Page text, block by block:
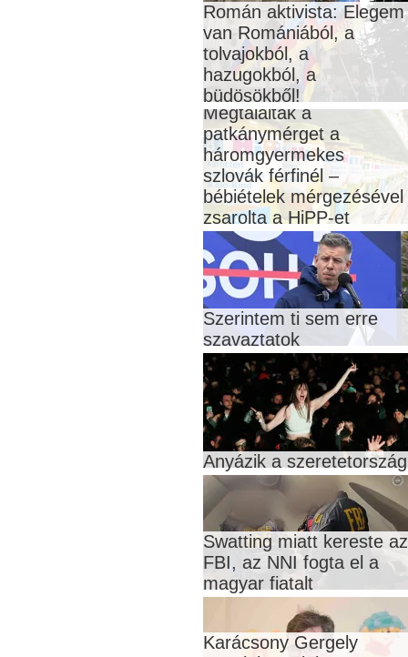
Román aktivista: Elegem
van Romániából, a
tolvajokból, a
hazugokból, a
büdösökből!
Megtalálták a
patkánymérget a
háromgyermekes
szlovák férfinél –
bébiételek mérgezésével
zsarolta a HiPP-et
Szerintem ti sem erre
szavaztatok
Anyázik a szeretetország
Swatting miatt kereste az
FBI, az NNI fogta el a
magyar fiatalt
Karácsony Gergely